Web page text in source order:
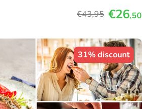
€43,95 €26,50
31% discount